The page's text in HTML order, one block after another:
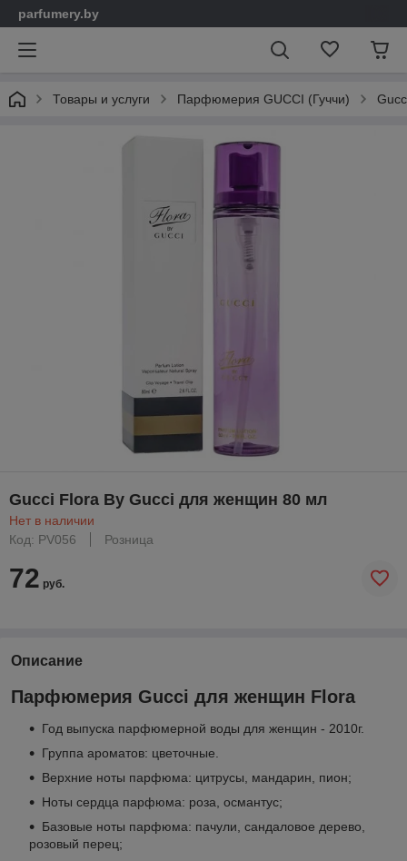
parfumery.by
Товары и услуги Парфюмерия GUCCI (Гуччи)
Gucci Flora By Gucci для женщин 80 мл
Нет в наличии
Код: PV056
Розница
72 руб.
Описание
Парфюмерия Gucci для женщин Flora
Год выпуска парфюмерной воды для женщин - 2010г.
Группа ароматов: цветочные.
Верхние ноты парфюма: цитрусы, мандарин, пион;
Ноты сердца парфюма: роза, османтус;
Базовые ноты парфюма: пачули, сандаловое дерево,
розовый перец;